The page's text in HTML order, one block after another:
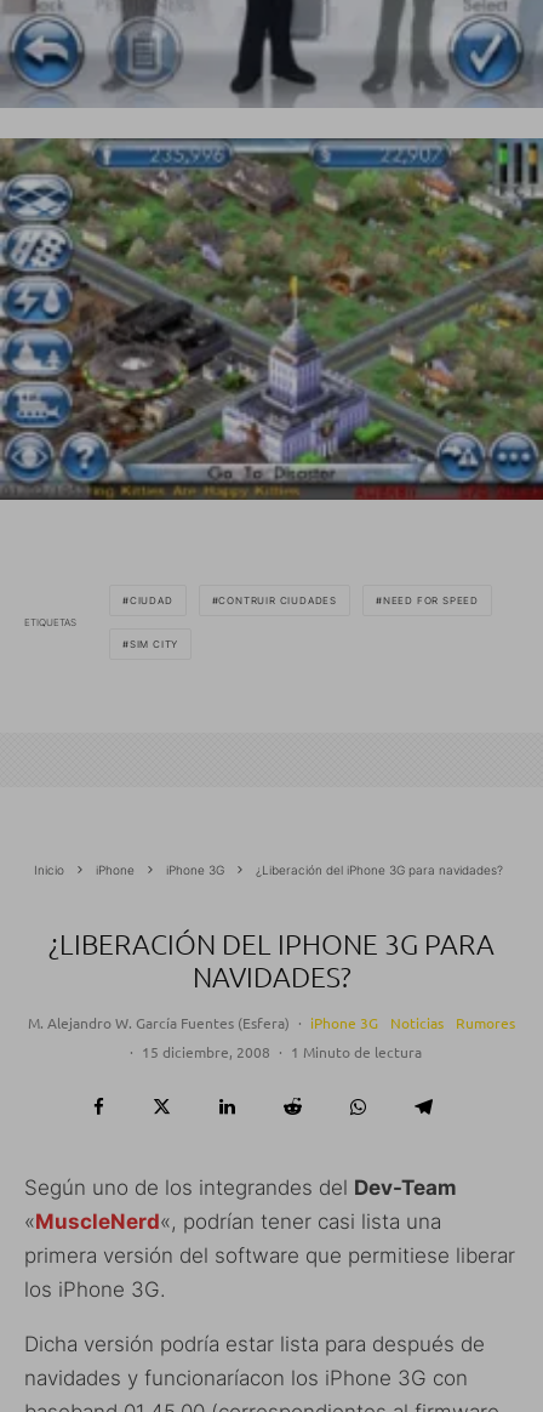
ETIQUETAS
CIUDAD CONTRUIR CIUDADES NEED FOR SPEED
SIM CITY
Inicio iPhone iPhone 3G ¿Liberación del iPhone 3G para navidades?
¿LIBERACIÓN DEL IPHONE 3G PARA
NAVIDADES?
M. Alejandro W. García Fuentes (Esfera) · iPhone 3G Noticias
Rumores
· 15 diciembre, 2008 · 1 Minuto de lectura
Según uno de los integrandes del Dev-Team
«MuscleNerd«, podrían tener casi lista una
primera versión del software que permitiese liberar
los iPhone 3G.
Dicha versión podría estar lista para después de
navidades y funcionaríacon los iPhone 3G con